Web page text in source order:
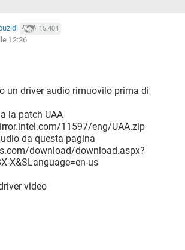
PCI, 1 AGP
Audio, LAN
SiS648
Computer Inc.
products/mb/mbindex.htm
support/download/download.aspx
PCI
15.404
12:26
un driver audio rimuovilo prima di
la patch UAA
11597/eng/UAA.zip
da questa pagina
download/download.aspx?
X&SLanguage=en-us
video